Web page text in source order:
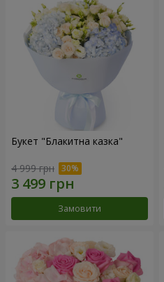
Букет "Блакитна казка"
4 999 грн
Замовити